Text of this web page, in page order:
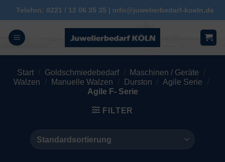
Zum
Inhalt
springen
Telefon: 0221 / 12 06 35 35 | info@juwelierbedarf-koeln.de
Start / Goldschmiedebedarf / Maschinen / Geräte
/
Walzen
/ Manuelle Walzen / Durston / Agile Serie
/
Agile F- Serie
FILTER